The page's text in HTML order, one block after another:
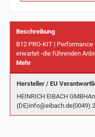
Beschreibung
B12 PRO-KIT |
erwartet -die führenden
Mehr
Hersteller / EU
HEINRICH EIBACH
(DE)info@eibach.de(0049)